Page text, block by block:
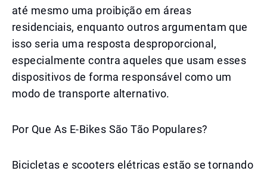
até mesmo uma proibição em áreas
residenciais, enquanto outros argumentam que
isso seria uma resposta desproporcional,
especialmente contra aqueles que usam esses
dispositivos de forma responsável como um
modo de transporte alternativo.
Por Que As E-Bikes São Tão Populares?
Bicicletas e scooters elétricas estão se tornando